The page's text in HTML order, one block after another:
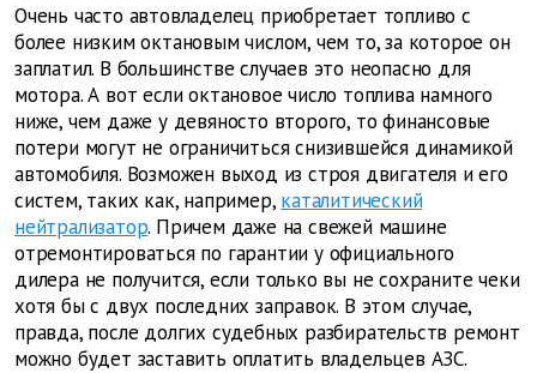
Очень часто автовладелец приобретает топливо с
более низким октановым числом, чем то, за которое он
заплатил. В большинстве случаев это неопасно для
мотора. А вот если октановое число топлива намного
ниже, чем даже у девяносто второго, то финансовые
потери могут не ограничиться снизившейся динамикой
автомобиля. Возможен выход из строя двигателя и его
систем, таких как, например, каталитический
нейтрализатор. Причем даже на свежей машине
отремонтироваться по гарантии у официального
дилера не получится, если только вы не сохраните чеки
хотя бы с двух последних заправок. В этом случае,
правда, после долгих судебных разбирательств ремонт
можно будет заставить оплатить владельцев АЗС.